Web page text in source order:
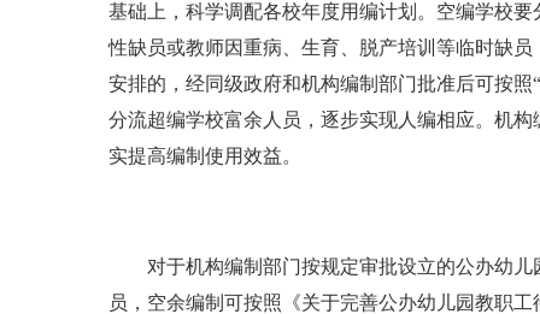
基础上，科学调配各校年度用编计划。空编学校
性缺员或教师因重病、生育、脱产培训等临时缺
安排的，经同级政府和机构编制部门批准后可按
分流超编学校富余人员，逐步实现人编相应。机
实提高编制使用效益。
对于机构编制部门按规定审批设立的公办幼儿
员，空余编制可按照《关于完善公办幼儿园教职